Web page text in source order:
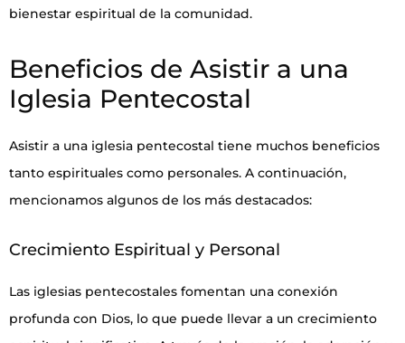
bienestar espiritual de la comunidad.
Beneficios de Asistir a una
Iglesia Pentecostal
Asistir a una iglesia pentecostal tiene muchos beneficios
tanto espirituales como personales. A continuación,
mencionamos algunos de los más destacados:
Crecimiento Espiritual y Personal
Las iglesias pentecostales fomentan una conexión
profunda con Dios, lo que puede llevar a un crecimiento